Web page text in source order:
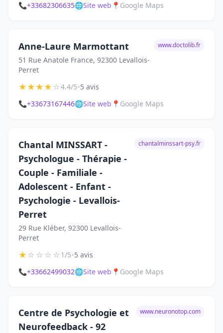
📞+33682306635🌐Site web 📍 Google Maps
Anne-Laure Marmottant
51 Rue Anatole France, 92300 Levallois-
Perret
www.doctolib.fr
★★★★☆4.4/5•5 avis
📞+33673167446🌐Site web 📍 Google Maps
Chantal MINSSART -
Psychologue - Thérapie -
Couple - Familiale -
Adolescent - Enfant -
Psychologie - Levallois-
Perret
29 Rue Kléber, 92300 Levallois-
Perret
chantalminssart-psy.fr
★☆☆☆☆1/5•5 avis
📞+33662499032🌐Site web 📍 Google Maps
Centre de Psychologie et
Neurofeedback - 92
www.neuronotop.com